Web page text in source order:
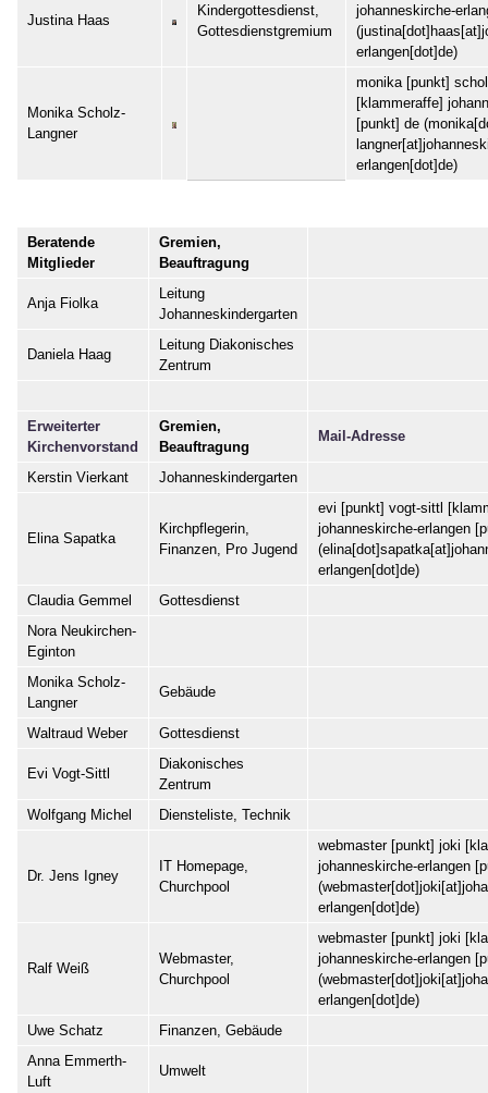
Justina Haas
Kindergottesdienst,
Gottesdienstgremium
johanneskirche-
erlangen[dot]de)
Monika Scholz-
Langner
monika [punkt]
[klammeraffe]
[punkt] de
erlangen[dot]de)
Beratende
Mitglieder
Gremien,
Beauftragung
Anja Fiolka
Leitung
Johanneskindergarten
Daniela Haag
Leitung Diakonisches
Zentrum
Erweiterter
Kirchenvorstand
Gremien,
Beauftragung
Mail-Adresse
Kerstin Vierkant Johanneskindergarten
Elina Sapatka
Kirchpflegerin,
Finanzen, Pro Jugend
evi [punkt] vogt-sittl
johanneskirche-erlangen
erlangen[dot]de)
Claudia Gemmel
Gottesdienst
Nora Neukirchen-
Eginton
Monika Scholz-
Langner
Gebäude
Waltraud Weber Gottesdienst
Evi Vogt-Sittl
Diakonisches
Zentrum
Wolfgang Michel
Diensteliste, Technik
Dr. Jens Igney
IT Homepage,
Churchpool
webmaster[punkt] joki
johanneskirche-erlangen
erlangen[dot]de)
Ralf Weiß
Webmaster,
Churchpool
webmaster[punkt] joki
johanneskirche-erlangen
erlangen[dot]de)
Uwe Schatz
Finanzen, Gebäude
Anna Emmerth-
Luft
Umwelt